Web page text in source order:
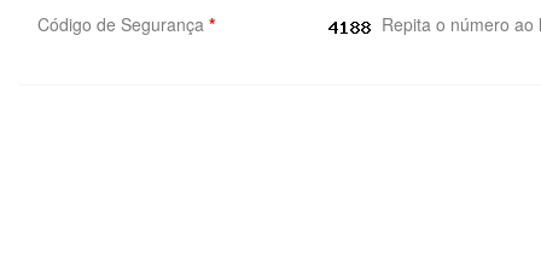
Código de Segurança * Repita o número ao